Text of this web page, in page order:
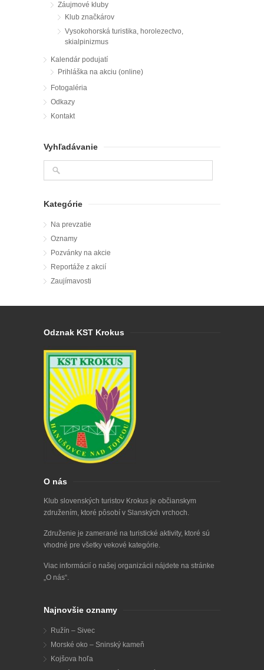
Záujmové kluby
Klub značkárov
Vysokohorská turistika, horolezectvo,
skialpinizmus
Kalendár podujatí
Prihláška na akciu (online)
Fotogaléria
Odkazy
Kontakt
Vyhľadávanie
Kategórie
Na prevzatie
Oznamy
Pozvánky na akcie
Reportáže z akcií
Zaujímavosti
Odznak KST Krokus
O nás
Klub slovenských turistov Krokus je občianskym
združením, ktoré pôsobí v Slanských vrchoch.
Združenie je zamerané na turistické aktivity, ktoré sú
vhodné pre všetky vekové kategórie.
Viac informácií o našej organizácii nájdete na stránke
„O nás“.
Najnovšie oznamy
Ružín – Sivec
Morské oko – Sninský kameň
Kojšova hoľa